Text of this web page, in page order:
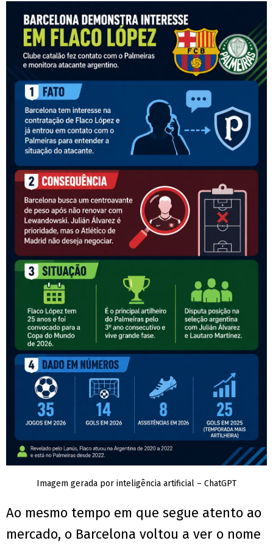
Imagem gerada por inteligência artificial – ChatGPT
Ao mesmo tempo em que segue atento ao
mercado, o Barcelona voltou a ver o nome